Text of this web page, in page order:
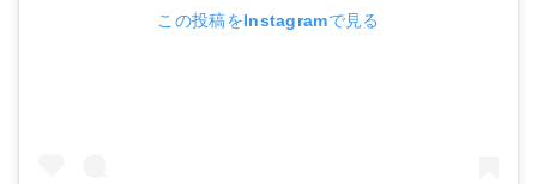
この投稿をInstagramで見る